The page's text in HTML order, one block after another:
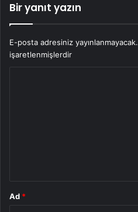
Bir yanıt yazın
E-posta adresiniz yayınlanmayacak.
işaretlenmişlerdir
Ad *